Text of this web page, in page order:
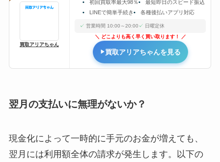
買取アリアちゃん
初回買取率最大98％
最短即日のスピード振込
LINEで簡単手続き
各種後払いアプリ対応
営業時間 10:00～20:00
日曜定休
どこよりも高く早く買い取ります！
買取アリアちゃんを見る
翌月の支払いに無理がないか？
現金化によって一時的に手元のお金が増えても、
翌月には利用額全体の請求が発生します。以下の